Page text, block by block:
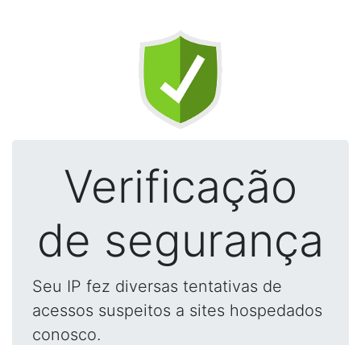
Verificação
de segurança
Seu IP fez diversas tentativas de
acessos suspeitos a sites hospedados
conosco.